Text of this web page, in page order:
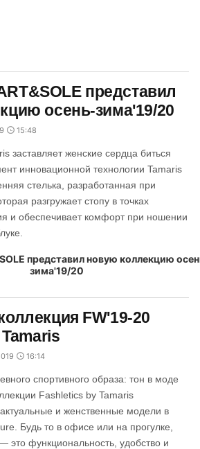
представил
осень-зима'19/20
15:48
заставляет женские сердца биться
инновационной технологии Tamaris
стелька, разработанная при
разгружает стопу в точках
и обеспечивает комфорт при ношении
FW'19-20
16:14
спортивного образа: тон в моде
Fashletics by Tamaris
и женственные модели в
Будь то в офисе или на прогулке,
это функциональность, удобство и